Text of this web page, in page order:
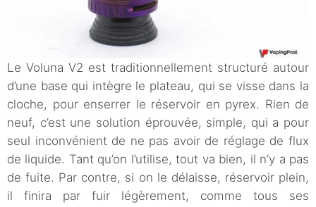
Le Voluna V2 est traditionnellement structuré autour
d’une base qui intègre le plateau, qui se visse dans la
cloche, pour enserrer le réservoir en pyrex. Rien de
neuf, c’est une solution éprouvée, simple, qui a pour
seul inconvénient de ne pas avoir de réglage de flux
de liquide. Tant qu’on l’utilise, tout va bien, il n’y a pas
de fuite. Par contre, si on le délaisse, réservoir plein,
il finira par fuir légèrement, comme tous ses